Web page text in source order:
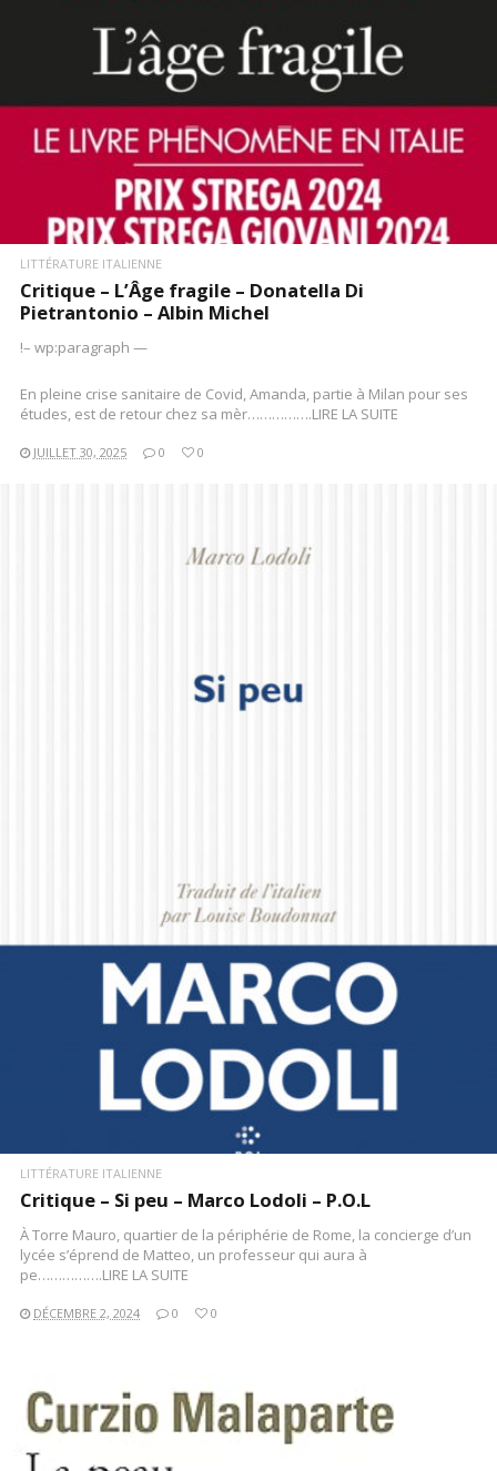
LITTÉRATURE ITALIENNE
Critique – L’Âge fragile – Donatella Di
Pietrantonio – Albin Michel
!– wp:paragraph —
En pleine crise sanitaire de Covid, Amanda, partie à Milan pour ses
études, est de retour chez sa mèr…………….LIRE LA SUITE
JUILLET 30, 2025 0 0
LITTÉRATURE ITALIENNE
Critique – Si peu – Marco Lodoli – P.O.L
À Torre Mauro, quartier de la périphérie de Rome, la concierge d’un
lycée s’éprend de Matteo, un professeur qui aura à
pe…………….LIRE LA SUITE
DÉCEMBRE 2, 2024 0 0